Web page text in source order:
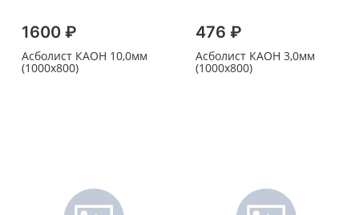
1600 ₽
Асболист КАОН 10,0мм
(1000х800)
476 ₽
Асболист КАОН 3,0мм
(1000х800)